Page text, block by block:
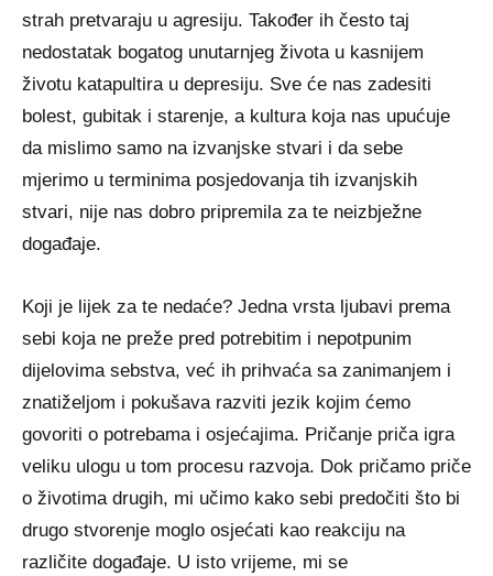
strah pretvaraju u agresiju. Također ih često taj
nedostatak bogatog unutarnjeg života u kasnijem
životu katapultira u depresiju. Sve će nas zadesiti
bolest, gubitak i starenje, a kultura koja nas upućuje
da mislimo samo na izvanjske stvari i da sebe
mjerimo u terminima posjedovanja tih izvanjskih
stvari, nije nas dobro pripremila za te neizbježne
događaje.
Koji je lijek za te nedaće? Jedna vrsta ljubavi prema
sebi koja ne preže pred potrebitim i nepotpunim
dijelovima sebstva, već ih prihvaća sa zanimanjem i
znatiželjom i pokušava razviti jezik kojim ćemo
govoriti o potrebama i osjećajima. Pričanje priča igra
veliku ulogu u tom procesu razvoja. Dok pričamo priče
o životima drugih, mi učimo kako sebi predočiti što bi
drugo stvorenje moglo osjećati kao reakciju na
različite događaje. U isto vrijeme, mi se